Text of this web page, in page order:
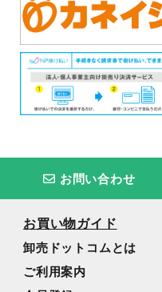
お問い合わせ
お買い物ガイド
卸売ドットコムとは
ご利用案内